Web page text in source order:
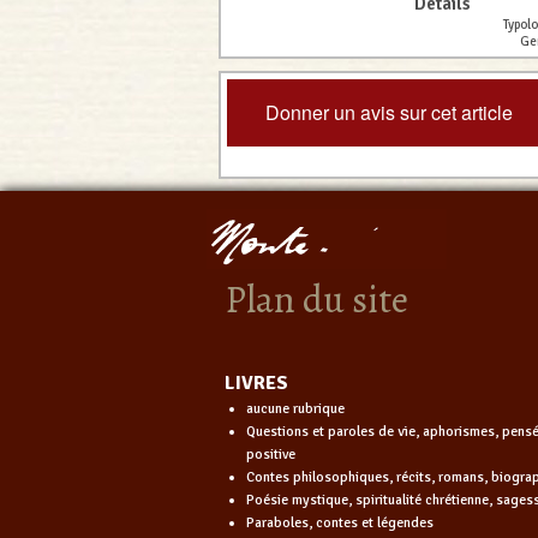
Donner un avis sur cet article
Plan du site
LIVRES
aucune rubrique
Questions et paroles de vie, aphorismes,
positive
Contes philosophiques, récits, romans,
Poésie mystique, spiritualité chrétienne,
Paraboles, contes et légendes